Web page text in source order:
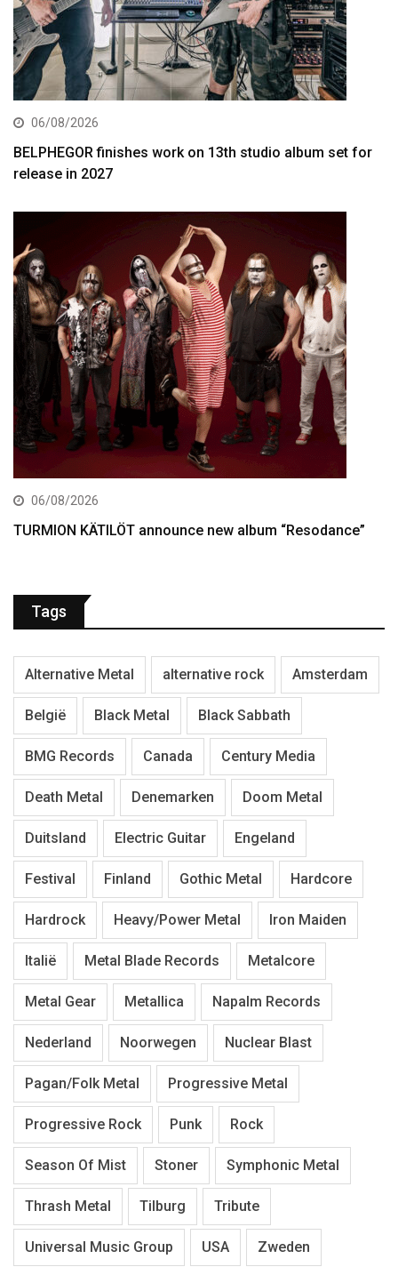
06/08/2026
BELPHEGOR finishes work on 13th studio album set for
release in 2027
06/08/2026
TURMION KÄTILÖT announce new album “Resodance”
Tags
Alternative Metal alternative rock Amsterdam
België Black Metal Black Sabbath
BMG Records Canada Century Media
Death Metal Denemarken Doom Metal
Duitsland Electric Guitar Engeland
Festival Finland Gothic Metal Hardcore
Hardrock Heavy/Power Metal Iron Maiden
Italië Metal Blade Records Metalcore
Metal Gear Metallica Napalm Records
Nederland Noorwegen Nuclear Blast
Pagan/Folk Metal Progressive Metal
Progressive Rock Punk Rock
Season Of Mist Stoner Symphonic Metal
Thrash Metal Tilburg Tribute
Universal Music Group USA Zweden